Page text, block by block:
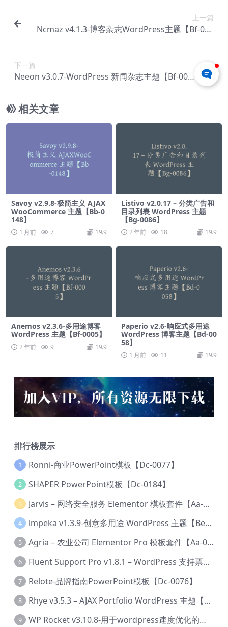
上一篇
Ncmaz v4.1.3-博客杂志WordPress主题【Bf-009
下一篇
Neeon v3.0.7-WordPress 新闻杂志主题【Bf-009
相关文章
Savoy v2.9.8-极简主义 AJAX
WooCommerce 主题【Bb-0
148】
1 月前 7 19.9
Listivo v2.0.17 – 分类广告和
目录列表 WordPress 主题
【Bg-0086】
2 年前 18 19.9
Anemos v2.3.6-多用途博客
WordPress 主题【Bf-0005】
2 年前 9 19.9
Paperio v2.6-响应式多用途
WordPress 博客主题【Bd-00
58】
1 月前 11 19.9
排行榜展示
1 Ronni-商业PowerPoint模板【Dc-0077】
2 SHAPER PowerPoint模板【Dc-0184】
3 Jarvis – 网络安全服务 Elementor 模板套件【Aa-0035】
4 lmpeka v1.3.9-创意多用途 WordPress 主题【Be-0064】
5 Agria – 农业公司 Elementor Pro 模板套件【Aa-0003】
6 Fluent Support Pro v1.8.1 – WordPress 支持票务系统【Cc-0041】
7 Relote-品牌指南PowerPoint模板【Dc-0076】
8 Rhye v3.5.3 – AJAX Portfolio WordPress 主题【Bi-0049】
9 WP Rocket v3.10.8-用于wordpress速度优化的缓存加速插件【Cd-0019】